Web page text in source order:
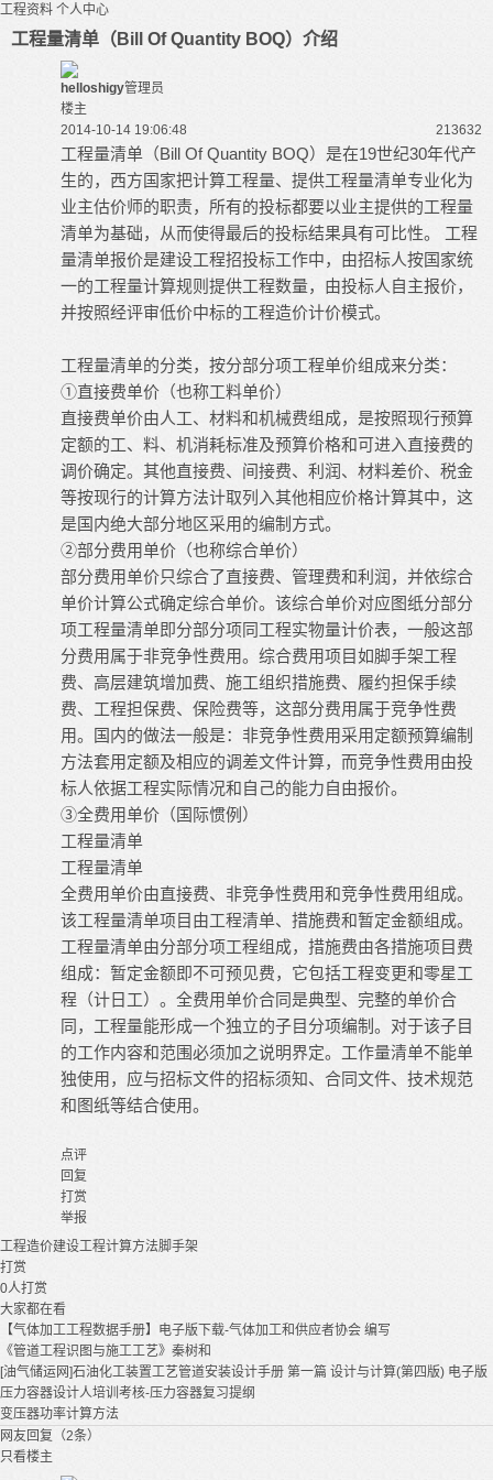
工程资料 个人中心
工程量清单（Bill Of Quantity BOQ）介绍
helloshigy管理员
楼主
2014-10-14 19:06:48
213632
工程量清单（Bill Of Quantity BOQ）是在19世纪30年代产
生的，西方国家把计算工程量、提供工程量清单专业化为
业主估价师的职责，所有的投标都要以业主提供的工程量
清单为基础，从而使得最后的投标结果具有可比性。 工程
量清单报价是建设工程招投标工作中，由招标人按国家统
一的工程量计算规则提供工程数量，由投标人自主报价，
并按照经评审低价中标的工程造价计价模式。
工程量清单的分类，按分部分项工程单价组成来分类：
①直接费单价（也称工料单价）
直接费单价由人工、材料和机械费组成，是按照现行预算
定额的工、料、机消耗标准及预算价格和可进入直接费的
调价确定。其他直接费、间接费、利润、材料差价、税金
等按现行的计算方法计取列入其他相应价格计算其中，这
是国内绝大部分地区采用的编制方式。
②部分费用单价（也称综合单价）
部分费用单价只综合了直接费、管理费和利润，并依综合
单价计算公式确定综合单价。该综合单价对应图纸分部分
项工程量清单即分部分项同工程实物量计价表，一般这部
分费用属于非竞争性费用。综合费用项目如脚手架工程
费、高层建筑增加费、施工组织措施费、履约担保手续
费、工程担保费、保险费等，这部分费用属于竞争性费
用。国内的做法一般是：非竞争性费用采用定额预算编制
方法套用定额及相应的调差文件计算，而竞争性费用由投
标人依据工程实际情况和自己的能力自由报价。
③全费用单价（国际惯例）
工程量清单
工程量清单
全费用单价由直接费、非竞争性费用和竞争性费用组成。
该工程量清单项目由工程清单、措施费和暂定金额组成。
工程量清单由分部分项工程组成，措施费由各措施项目费
组成：暂定金额即不可预见费，它包括工程变更和零星工
程（计日工）。全费用单价合同是典型、完整的单价合
同，工程量能形成一个独立的子目分项编制。对于该子目
的工作内容和范围必须加之说明界定。工作量清单不能单
独使用，应与招标文件的招标须知、合同文件、技术规范
和图纸等结合使用。
点评
回复
打赏
举报
工程造价建设工程计算方法脚手架
打赏
0人打赏
大家都在看
【气体加工工程数据手册】电子版下载-气体加工和供应者协会 编写
《管道工程识图与施工工艺》秦树和
[油气储运网]石油化工装置工艺管道安装设计手册 第一篇 设计与计算(第四版) 电子版
压力容器设计人培训考核-压力容器复习提纲
变压器功率计算方法
网友回复（2条）
只看楼主